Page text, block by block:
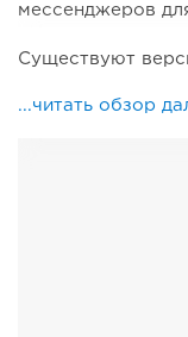
мессенджеров
Существуют
...читать обзор